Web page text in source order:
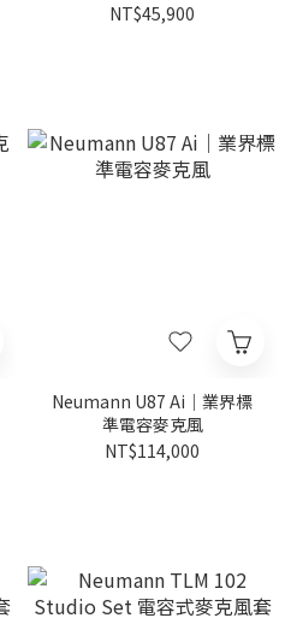
NT$45,900
Neumann U87 Ai｜業界標
準電容麥克風
NT$114,000